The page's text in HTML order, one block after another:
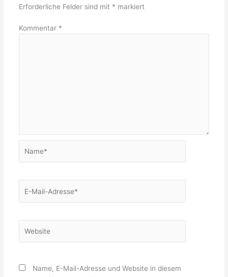
Erforderliche Felder sind mit * markiert
Kommentar *
Mail-
Name, E-Mail-Adresse und Website in diesem